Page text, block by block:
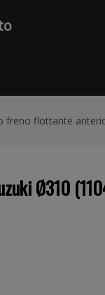
freno flottante
Ø310